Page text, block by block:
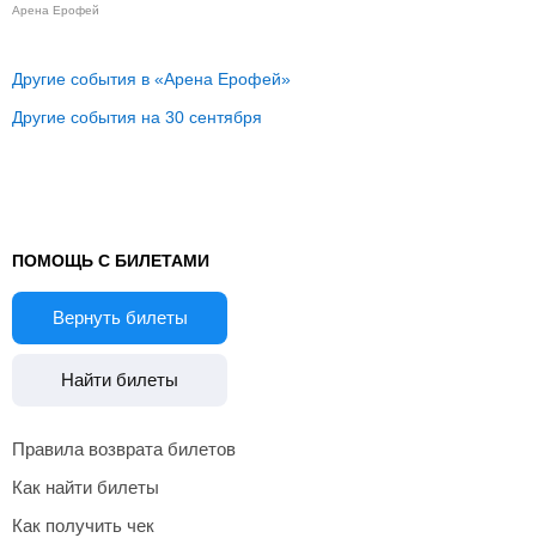
Арена Ерофей
Другие события в «Арена Ерофей»
Другие события на 30 сентября
ПОМОЩЬ С БИЛЕТАМИ
Вернуть билеты
Найти билеты
Правила возврата билетов
Как найти билеты
Как получить чек